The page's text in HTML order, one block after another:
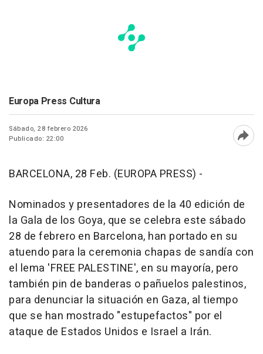
Europa Press Cultura
Sábado, 28 febrero 2026
Publicado: 22:00
BARCELONA, 28 Feb. (EUROPA PRESS) -
Nominados y presentadores de la 40 edición de
la Gala de los Goya, que se celebra este sábado
28 de febrero en Barcelona, han portado en su
atuendo para la ceremonia chapas de sandía con
el lema 'FREE PALESTINE', en su mayoría, pero
también pin de banderas o pañuelos palestinos,
para denunciar la situación en Gaza, al tiempo
que se han mostrado "estupefactos" por el
ataque de Estados Unidos e Israel a Irán.